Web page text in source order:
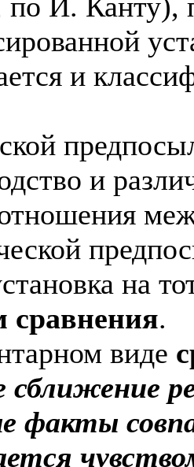
по И. Канту),
и
и
на
сравнения.
виде
сближение
факты